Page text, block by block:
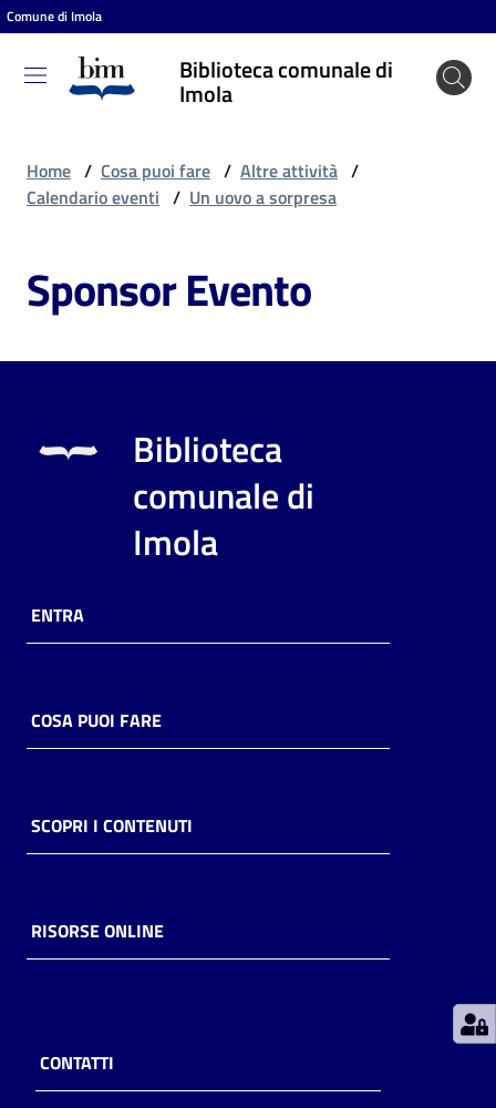
Vai al contenuto
Vai alla navigazione
Vai al footer
Comune di Imola
Biblioteca comunale di
Imola
Biblioteca
comunale
puoi
Risorse
online
Casa
Piani
storico
per
Home / Cosa puoi fare / Altre attività /
Calendario eventi / Un uovo a sorpresa
Sponsor Evento
Biblioteca
comunale di
Imola
ENTRA
COSA PUOI FARE
SCOPRI I CONTENUTI
RISORSE ONLINE
CONTATTI